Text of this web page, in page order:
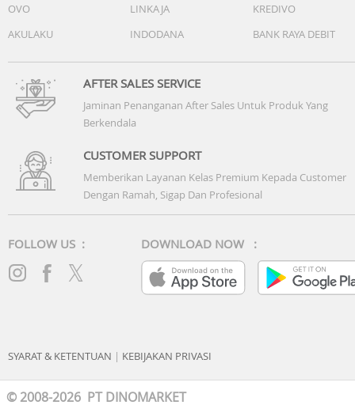
OVO
LINKAJA
KREDIVO
AKULAKU
INDODANA BANK RAYA DEBIT
AFTER SALES SERVICE
Jaminan Penanganan After Sales Untuk Produk Yang
Berkendala
CUSTOMER SUPPORT
Memberikan Layanan Kelas Premium Kepada Customer
Dengan Ramah, Sigap Dan Profesional
FOLLOW US : DOWNLOAD NOW :
SYARAT & KETENTUAN | KEBIJAKAN PRIVASI
© 2008-2026 PT DINOMARKET